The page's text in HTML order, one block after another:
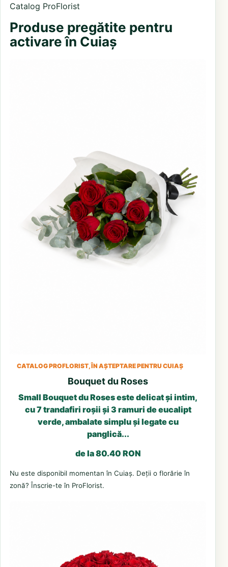
Catalog ProFlorist
Produse pregătite pentru
activare în Cuiaș
CATALOG PROFLORIST, ÎN AȘTEPTARE PENTRU CUIAȘ
Bouquet du Roses
Small Bouquet du Roses este delicat și intim,
cu 7 trandafiri roșii și 3 ramuri de eucalipt
verde, ambalate simplu și legate cu
panglică...
de la 80.40 RON
Nu este disponibil momentan în Cuiaș. Deții o florărie în
zonă? Înscrie-te în ProFlorist.